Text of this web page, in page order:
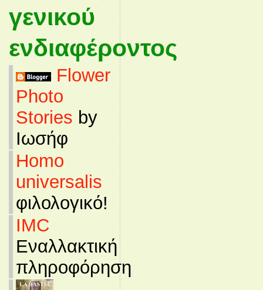
γενικού
ενδιαφέροντος
Flower
Photo
Stories by
Ιωσήφ
Homo
universalis
φιλολογικό!
IMC
Εναλλακτική
πληροφόρηση